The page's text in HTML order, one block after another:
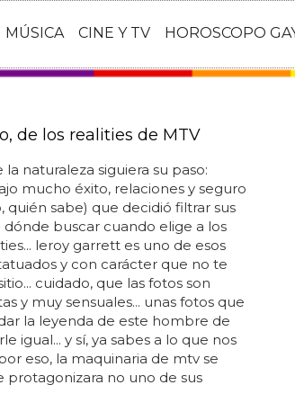
MÚSICA CINE Y TV HOROSCOPO
de los realities de MTV
naturaleza siguiera su paso:
mucho éxito, relaciones y seguro
quién sabe) que decidió filtrar sus
buscar cuando elige a los
leroy garrett es uno de esos
y con carácter que no te
cuidado, que las fotos son
y muy sensuales... unas fotos que
la leyenda de este hombre de
igual... y sí, ya sabes a lo que nos
eso, la maquinaria de mtv se
protagonizara no uno de sus